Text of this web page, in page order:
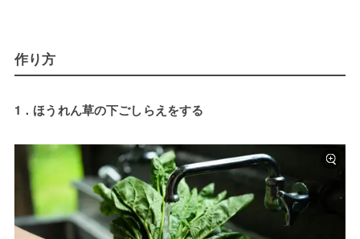
作り方
1．ほうれん草の下ごしらえをする